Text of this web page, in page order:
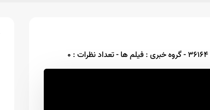
- گروه خبری : فیلم ها- تعداد نظرات : 0